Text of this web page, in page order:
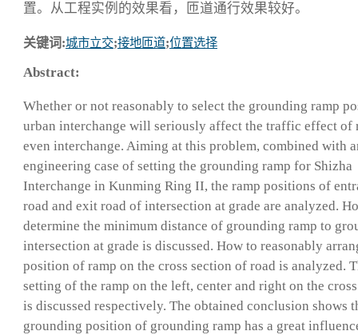
置。从工程实例的效果看，匝道通行效果较好。
关键词:城市立交;接地匝道;位置选择
Abstract:
Whether or not reasonably to select the grounding ramp
urban interchange will seriously affect the traffic effect of
even interchange. Aiming at this problem, combined with
engineering case of setting the grounding ramp for Shizha
Interchange in Kunming Ring II, the ramp positions of
road and exit road of intersection at grade are analyzed.
determine the minimum distance of grounding ramp to
intersection at grade is discussed. How to reasonably
position of ramp on the cross section of road is analyzed.
setting of the ramp on the left, center and right on the
is discussed respectively. The obtained conclusion shows
grounding position of grounding ramp has a great